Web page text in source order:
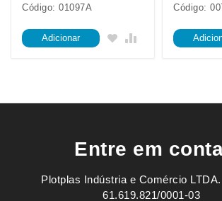
Código: 01097A
Adicionar
Código:
Entre em
Plotplas Indústria e Comércio LTDA. ㅤ
61.619.821/0001-03